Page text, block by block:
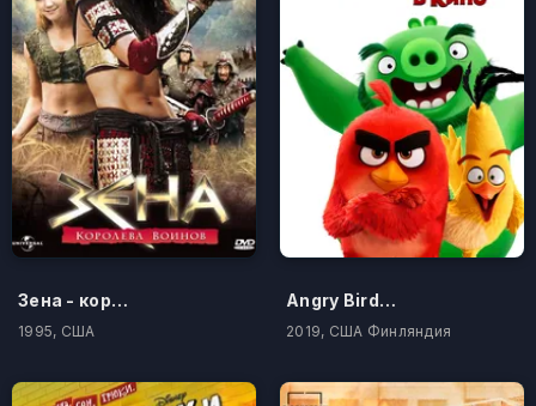
Зена - королева воинов
1995, США
Angry Birds 2 в кино
2019, США Финляндия